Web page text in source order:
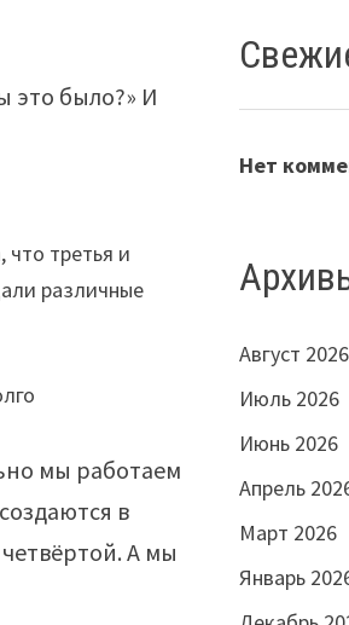
это было?» И
третья и
различные
мы работаем
в
А мы
Нет
Август 2026
Июль 2026
Июнь 2026
Апрель
Март 2026
Январь